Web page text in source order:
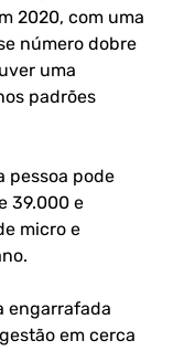
2020, com uma
número dobre
uma
padrões
pessoa pode
39.000 e
micro e
engarrafada
em cerca